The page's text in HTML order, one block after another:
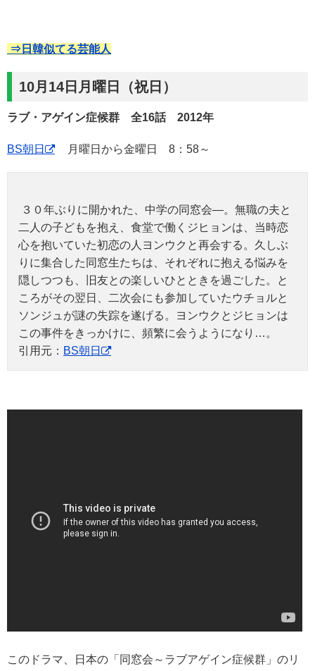
⇒日韓似てる芸能人
10月14日月曜日（祝日）
ラブ・アゲイン症候群 全16話 2012年
BS朝日 月曜日から金曜日 8：58～
３０年ぶりに開かれた、中学の同窓会―。無職の夫と
二人の子どもを抱え、食堂で働くジヒョンは、当時恋
心を抱いていた初恋の人ヨンウクと再会する。久しぶ
りに集合した同窓生たちは、それぞれに抱える悩みを
隠しつつも、旧友との楽しいひとときを過ごした。と
ころがその翌日、二次会にも参加していたウチョルと
ソンジュが謎の失踪を遂げる。ヨンウクとジヒョンは
この事件をきっかけに、頻繁に会うようになり…。
引用元： BS朝日
このドラマ、日本の「同窓会～ラブアゲイン症候群」のリ